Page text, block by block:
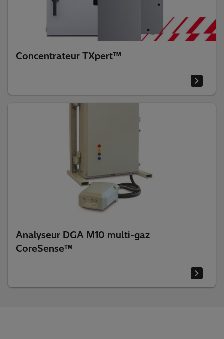
Concentrateur TXpert™
Analyseur DGA M10 multi-gaz
CoreSense™